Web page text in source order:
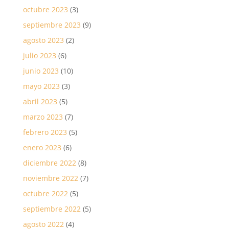
octubre 2023 (3)
septiembre 2023 (9)
agosto 2023 (2)
julio 2023 (6)
junio 2023 (10)
mayo 2023 (3)
abril 2023 (5)
marzo 2023 (7)
febrero 2023 (5)
enero 2023 (6)
diciembre 2022(8)
noviembre 2022(7)
octubre 2022(5)
septiembre 2022(5)
agosto 2022(4)